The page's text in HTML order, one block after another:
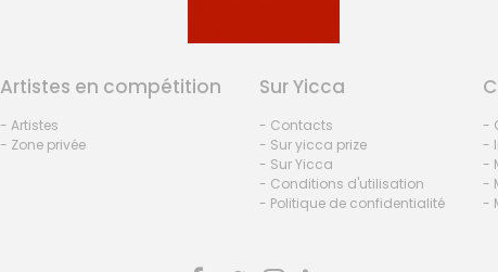
Artistes en compétition
- Artistes
- Zone privée
Sur Yicca
- Contacts
- Sur yicca prize
- Sur Yicca
- Conditions d'utilisation
- Politique de confidentialité
-
-
-
-
-